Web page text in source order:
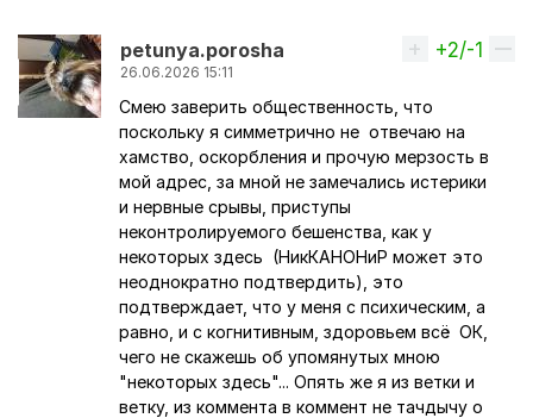
petunya.porosha
26.06.2026 15:11
Вверх
+2/-1
Смею заверить общественность, что
поскольку я симметрично не отвечаю на
хамство, оскорбления и прочую мерзость в
мой адрес, за мной не замечались истерики
и нервные срывы, приступы
неконтролируемого бешенства, как у
некоторых здесь (НикКАНОНиР может это
неоднократно подтвердить), это
подтверждает, что у меня с психическим, а
равно, и с когнитивным, здоровьем всё ОК,
чего не скажешь об упомянутых мною
"некоторых здесь"... Опять же я из ветки и
ветку, из коммента в коммент не тачдычу о